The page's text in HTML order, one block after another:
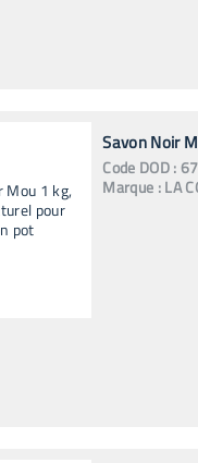
Savon Noir
Code DOD:
Marque :LA